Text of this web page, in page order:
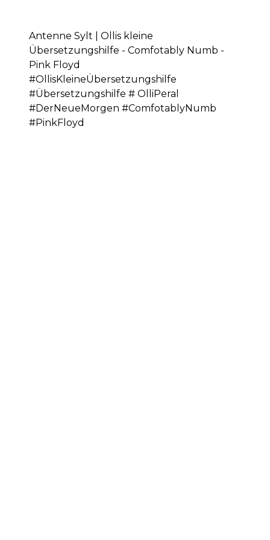
Antenne Sylt | Ollis kleine
Übersetzungshilfe - Comfotably Numb -
Pink Floyd
#OllisKleineÜbersetzungshilfe
#Übersetzungshilfe # OlliPeral
#DerNeueMorgen #ComfotablyNumb
#PinkFloyd